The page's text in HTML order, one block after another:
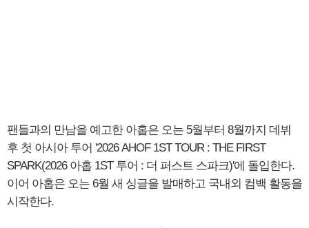
팬들과의 만남을 예고한 아홉은 오는 5월부터 8월까지 데뷔
후 첫 아시아 투어 '2026 AHOF 1ST TOUR : THE FIRST
SPARK(2026 아홉 1ST 투어 : 더 퍼스트 스파크)'에 돌입한다.
이어 아홉은 오는 6월 새 싱글을 발매하고 국내외 컴백 활동을
시작한다.